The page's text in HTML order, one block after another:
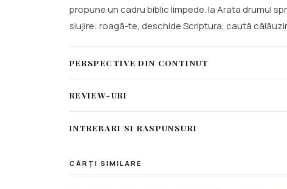
propune un cadru biblic limpede. Ia Arata drumul
slujire: roagă-te, deschide Scriptura, caută
PERSPECTIVE DIN CONTINUT
REVIEW-URI
INTREBARI SI RASPUNSURI
CĂRȚI SIMILARE